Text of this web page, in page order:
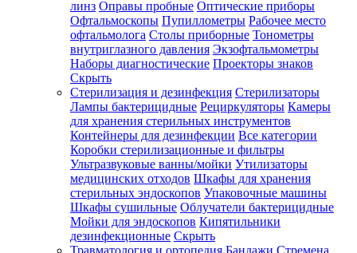
линз Оправы пробные Оптические приборы
Офтальмоскопы Пупиллометры Рабочее место
офтальмолога Столы приборные Тонометры
внутриглазного давления Экзофтальмометры
Наборы диагностические Проекторы знаков
Скрыть
Стерилизация и дезинфекция Стерилизаторы
Лампы бактерицидные Рециркуляторы Камеры
для хранения стерильных инструментов
Контейнеры для дезинфекции Все категории
Коробки стерилизационные и фильтры
Ультразвуковые ванны/мойки Утилизаторы
медицинских отходов Шкафы для хранения
стерильных эндоскопов Упаковочные машины
Шкафы сушильные Облучатели бактерицидные
Мойки для эндоскопов Кипятильники
дезинфекционные Скрыть
Травматология и ортопедия Бандажи Стремена